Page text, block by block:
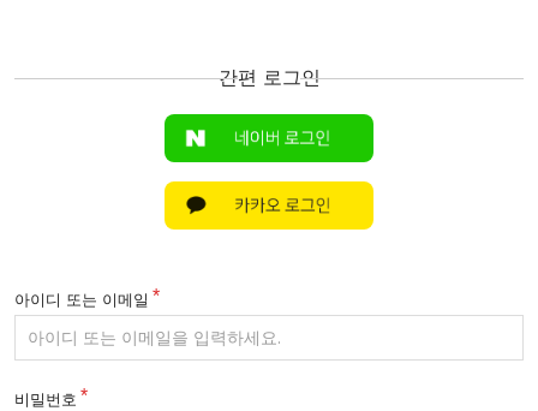
간편 로그인
아이디 또는 이메일
비밀번호